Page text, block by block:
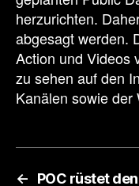
herzurichten.
abgesagt werden.
Action und Videos
zu sehen auf den
Kanälen sowie der
← POC rüstet